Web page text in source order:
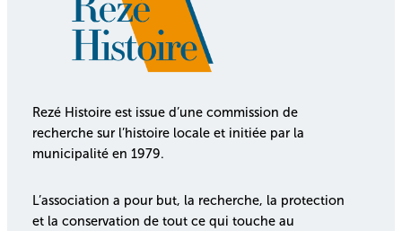
Rezé Histoire est issue d’une commission de
recherche sur l’histoire locale et initiée par la
municipalité en 1979.
L’association a pour but, la recherche, la protection
et la conservation de tout ce qui touche au